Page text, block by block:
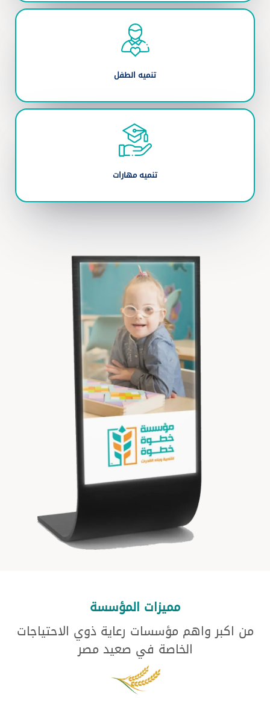
تنميه الطفل
تنميه مهارات
مميزات المؤسسة
من اكبر واهم مؤسسات رعاية ذوي الاحتياجات
الخاصة في صعيد مصر